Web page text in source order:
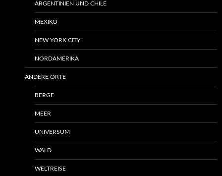
ARGENTINIEN UND CHILE
MEXIKO
NEW YORK CITY
NORDAMERIKA
ANDERE ORTE
BERGE
MEER
UNIVERSUM
WALD
WELTREISE